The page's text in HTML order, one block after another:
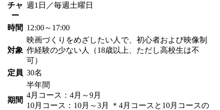
チャ
ー
週1日／毎週土曜日
時間 12:00～17:00
対象
映画づくりをめざしたい人で、初心者および映像制
作経験の少ない人（18歳以上、ただし高校生は不
可）
定員 30名
期間
半年間
4月コース：4月～9月
10月コース：10月～3月
＊4月コースと10月コースの